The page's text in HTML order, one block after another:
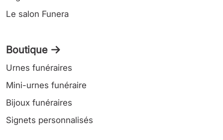
Le salon Funera
Boutique
Urnes funéraires
Mini-urnes funéraire
Bijoux funéraires
Signets personnalisés